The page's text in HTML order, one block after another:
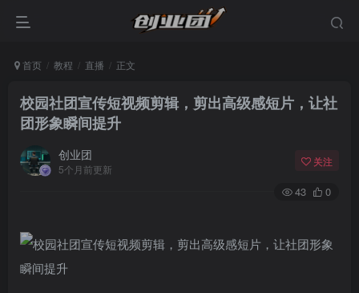
首页 教程 直播 正文
校园社团宣传短视频剪辑，剪出高级感短片，让社
团形象瞬间提升
创业团
5个月前更新
关注
43 0